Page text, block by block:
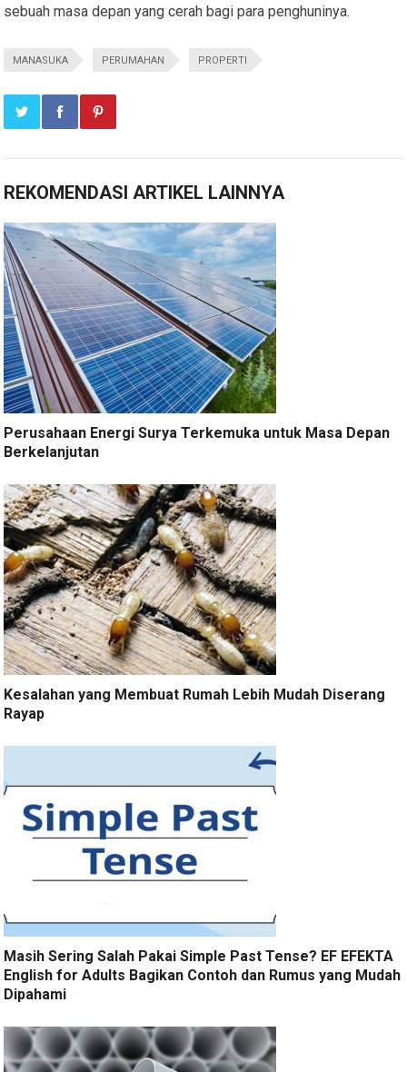
sebuah masa depan yang cerah bagi para penghuninya.
MANASUKA PERUMAHAN PROPERTI
REKOMENDASI ARTIKEL LAINNYA
Perusahaan Energi Surya Terkemuka untuk Masa Depan
Berkelanjutan
Kesalahan yang Membuat Rumah Lebih Mudah Diserang
Rayap
Masih Sering Salah Pakai Simple Past Tense? EF EFEKTA
English for Adults Bagikan Contoh dan Rumus yang Mudah
Dipahami